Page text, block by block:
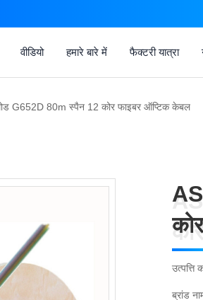
वीडियो हमारे बारे में फैक्टरी यात्रा
G652D 80m स्पैन 12 कोर फाइबर ऑप्टिक केबल
उत्पत्ति
ब्रांड